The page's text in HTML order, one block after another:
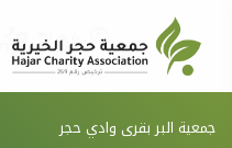
جمعية البر بقرى وادي حجر